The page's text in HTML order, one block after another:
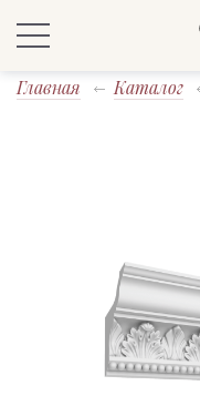
Главная Каталог